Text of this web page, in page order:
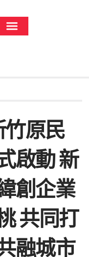
原民
啟動 新
創企業
共同打
融城市